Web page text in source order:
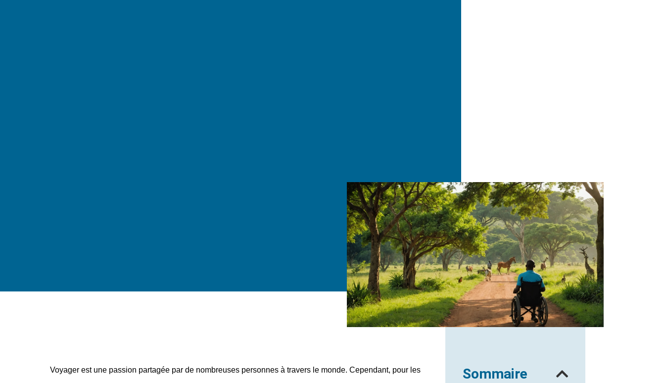
Voyager est une passion partagée par de nombreuses personnes à travers le monde. Cependant, pour les Sommaire